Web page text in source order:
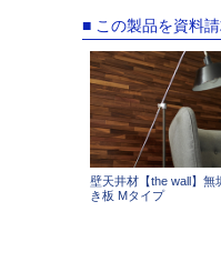
■ この製品を資料
壁天井材【the wall】無
き板 Mタイプ